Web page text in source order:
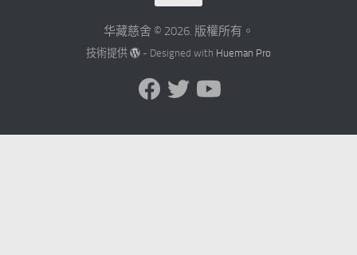
华藏慈舍 © 2026. 版權所有。
技術提供 - Designed with Hueman Pro